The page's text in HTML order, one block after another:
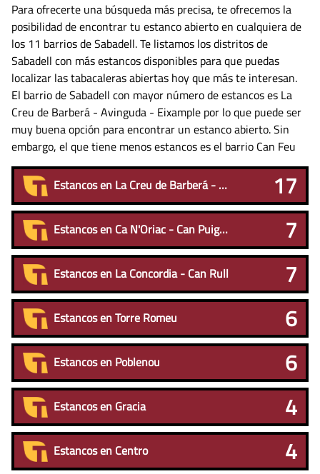
Para ofrecerte una búsqueda más precisa, te ofrecemos la
posibilidad de encontrar tu estanco abierto en cualquiera de
los 11 barrios de Sabadell. Te listamos los distritos de
Sabadell con más estancos disponibles para que puedas
localizar las tabacaleras abiertas hoy que más te interesan.
El barrio de Sabadell con mayor número de estancos es La
Creu de Barberá - Avinguda - Eixample por lo que puede ser
muy buena opción para encontrar un estanco abierto. Sin
embargo, el que tiene menos estancos es el barrio Can Feu
Estancos en La Creu de Barberá - Avinguda - Eixample 17
Estancos en Ca N'Oriac - Can Puiggener 7
Estancos en La Concordia - Can Rull 7
Estancos en Torre Romeu 6
Estancos en Poblenou 6
Estancos en Gracia 4
Estancos en Centro 4